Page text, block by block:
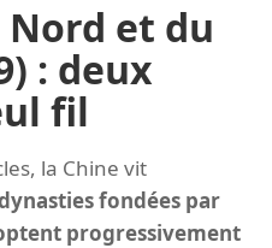
et du
: deux
fil
la Chine vit
fondées par
progressivement